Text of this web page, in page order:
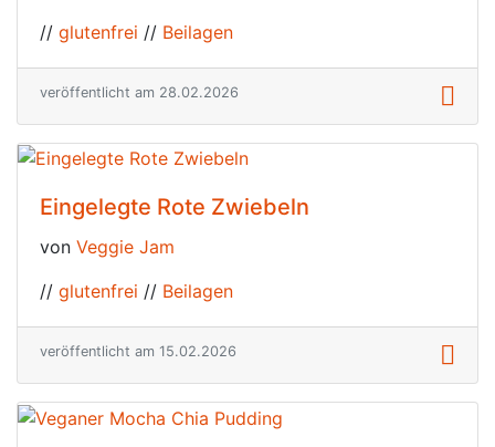
// glutenfrei // Beilagen
veröffentlicht am 28.02.2026
Eingelegte Rote Zwiebeln
von Veggie Jam
// glutenfrei // Beilagen
veröffentlicht am 15.02.2026